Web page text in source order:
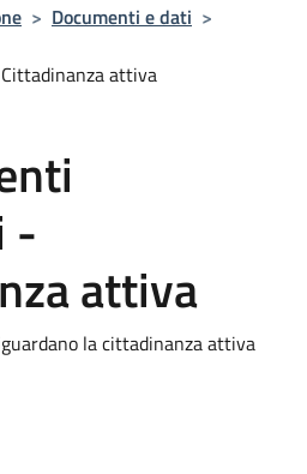
> Documenti e dati >
attiva
-
attiva
la cittadinanza attiva